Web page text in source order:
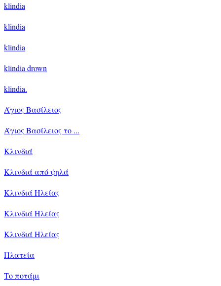
klindia
klindia
klindia
klindia drown
klindia.
Άγιος Βασίλειος
Άγιος Βασίλειος το ...
Κλινδιά
Κλινδιά από ψηλά
Κλινδιά Ηλείας
Κλινδιά Ηλείας
Κλινδιά Ηλείας
Πλατεία
Το ποτάμι